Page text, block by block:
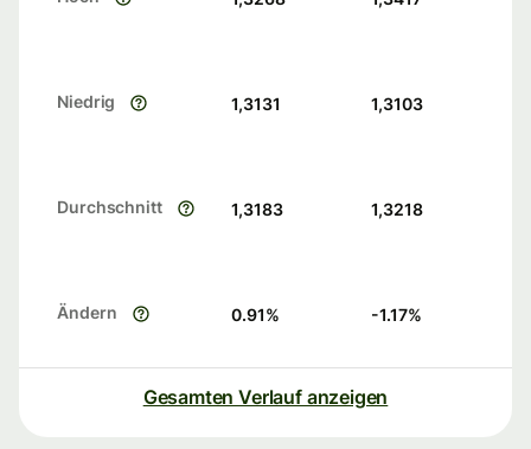
Niedrig 1,3131 1,3103
Durchschnitt 1,3183 1,3218
Ändern 0.91% -1.17%
Gesamten Verlauf anzeigen